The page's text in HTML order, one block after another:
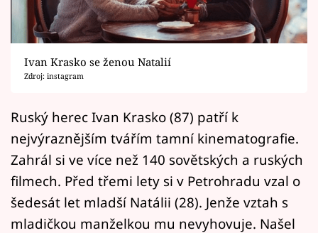
Pořady
Mámy sobě
Sledujte nás
Ivan Krasko se ženou Natalií
Zdroj: instagram
Ruský herec Ivan Krasko (87) patří k
nejvýraznějším tvářím tamní kinematografie.
Zahrál si ve více než 140 sovětských a ruských
filmech. Před třemi lety si v Petrohradu vzal o
šedesát let mladší Natálii (28). Jenže vztah s
mladičkou manželkou mu nevyhovuje. Našel